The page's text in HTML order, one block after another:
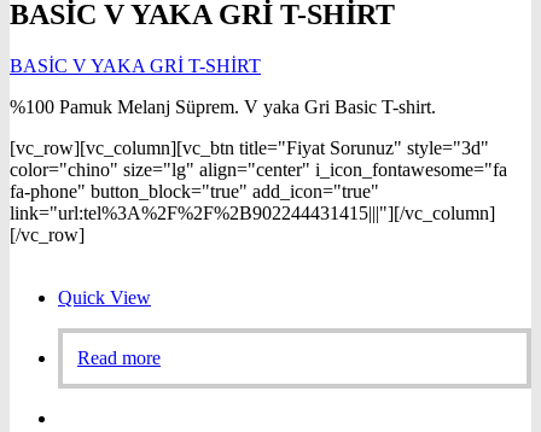
BASİC V YAKA GRİ T-SHİRT
BASİC V YAKA GRİ T-SHİRT
%100 Pamuk Melanj Süprem. V yaka Gri Basic T-shirt.
[vc_row][vc_column][vc_btn title="Fiyat Sorunuz" style="3d"
color="chino" size="lg" align="center" i_icon_fontawesome="fa
fa-phone" button_block="true" add_icon="true"
link="url:tel%3A%2F%2F%2B902244431415|||"][/vc_column]
[/vc_row]
Quick View
Read more